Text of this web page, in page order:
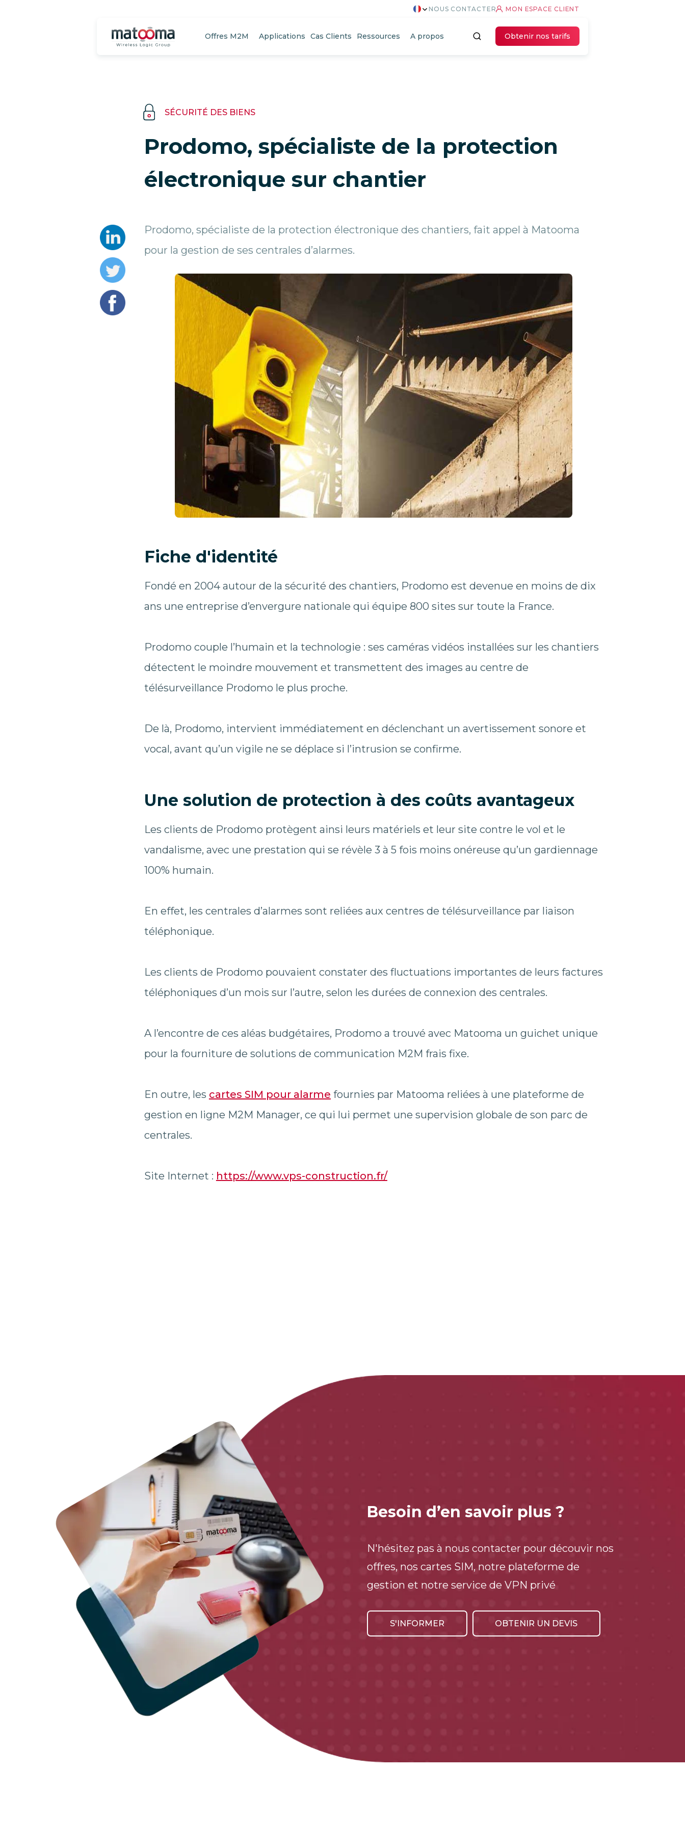
NOUS CONTACTER MON ESPACE CLIENT
Offres M2M Applications Cas Clients Ressources A propos Obtenir nos tarifs
SÉCURITÉ DES BIENS
Prodomo, spécialiste de la protection
électronique sur chantier
Prodomo, spécialiste de la protection électronique des chantiers, fait appel à Matooma
pour la gestion de ses centrales d’alarmes.
Fiche d'identité
Fondé en 2004 autour de la sécurité des chantiers, Prodomo est devenue en moins de dix
ans une entreprise d’envergure nationale qui équipe 800 sites sur toute la France.
Prodomo couple l’humain et la technologie : ses caméras vidéos installées sur les chantiers
détectent le moindre mouvement et transmettent des images au centre de
télésurveillance Prodomo le plus proche.
De là, Prodomo, intervient immédiatement en déclenchant un avertissement sonore et
vocal, avant qu’un vigile ne se déplace si l’intrusion se confirme.
Une solution de protection à des coûts avantageux
Les clients de Prodomo protègent ainsi leurs matériels et leur site contre le vol et le
vandalisme, avec une prestation qui se révèle 3 à 5 fois moins onéreuse qu’un gardiennage
100% humain.
En effet, les centrales d’alarmes sont reliées aux centres de télésurveillance par liaison
téléphonique.
Les clients de Prodomo pouvaient constater des fluctuations importantes de leurs factures
téléphoniques d’un mois sur l’autre, selon les durées de connexion des centrales.
A l’encontre de ces aléas budgétaires, Prodomo a trouvé avec Matooma un guichet unique
pour la fourniture de solutions de communication M2M frais fixe.
En outre, les cartes SIM pour alarme fournies par Matooma reliées à une plateforme de
gestion en ligne M2M Manager, ce qui lui permet une supervision globale de son parc de
centrales.
Site Internet : https://www.vps-construction.fr/
Besoin d’en savoir plus ?
N'hésitez pas à nous contacter pour découvir nos
offres, nos cartes SIM, notre plateforme de
gestion et notre service de VPN privé
S'INFORMER OBTENIR UN DEVIS